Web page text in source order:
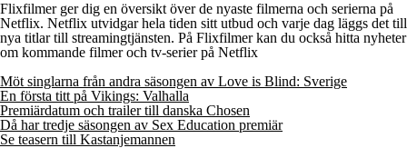
Flixfilmer ger dig en översikt över de nyaste filmerna och serierna på
Netflix. Netflix utvidgar hela tiden sitt utbud och varje dag läggs det till
nya titlar till streamingtjänsten. På Flixfilmer kan du också hitta nyheter
om kommande filmer och tv-serier på Netflix
Möt singlarna från andra säsongen av Love is Blind: Sverige
En första titt på Vikings: Valhalla
Premiärdatum och trailer till danska Chosen
Då har tredje säsongen av Sex Education premiär
Se teasern till Kastanjemannen